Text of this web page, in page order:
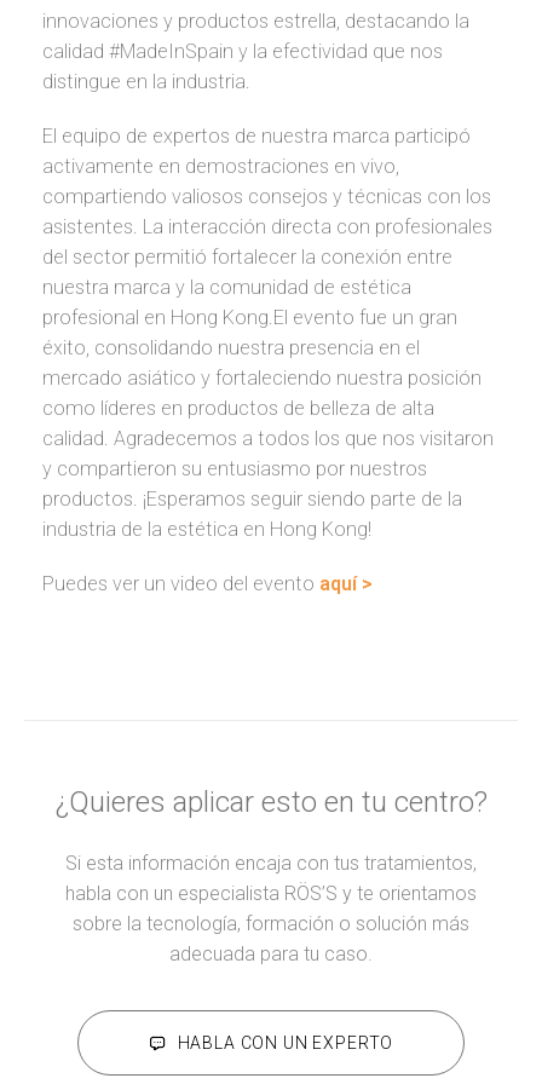
innovaciones y productos estrella, destacando la
calidad #MadeInSpain y la efectividad que nos
distingue en la industria.
El equipo de expertos de nuestra marca participó
activamente en demostraciones en vivo,
compartiendo valiosos consejos y técnicas con los
asistentes. La interacción directa con profesionales
del sector permitió fortalecer la conexión entre
nuestra marca y la comunidad de estética
profesional en Hong Kong.El evento fue un gran
éxito, consolidando nuestra presencia en el
mercado asiático y fortaleciendo nuestra posición
como líderes en productos de belleza de alta
calidad. Agradecemos a todos los que nos visitaron
y compartieron su entusiasmo por nuestros
productos. ¡Esperamos seguir siendo parte de la
industria de la estética en Hong Kong!
Puedes ver un video del evento aquí >
¿Quieres aplicar esto en tu centro?
Si esta información encaja con tus tratamientos,
habla con un especialista RÖS’S y te orientamos
sobre la tecnología, formación o solución más
adecuada para tu caso.
HABLA CON UN EXPERTO